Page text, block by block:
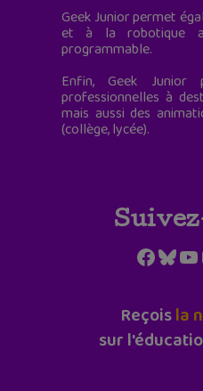
Geek Junior permet
et à la robotique
programmable.
Enfin, Geek Junior
professionnelles à
mais aussi des
(collège, lycée).
Reçoisla
sur